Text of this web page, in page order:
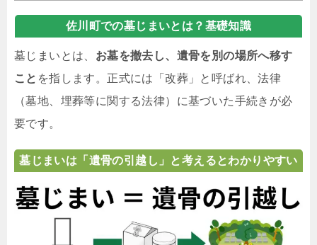
佐川町での墓じまいとは？基礎知識
墓じまいとは、 お墓を撤去し、遺骨を別の場所へ移す
こと を指します。正式には「改葬」と呼ばれ、法律
（墓地、埋葬等に関する法律）に基づいた手続きが必
要です。
墓じまいは「遺骨の引越し」と考えるとわかりやすい